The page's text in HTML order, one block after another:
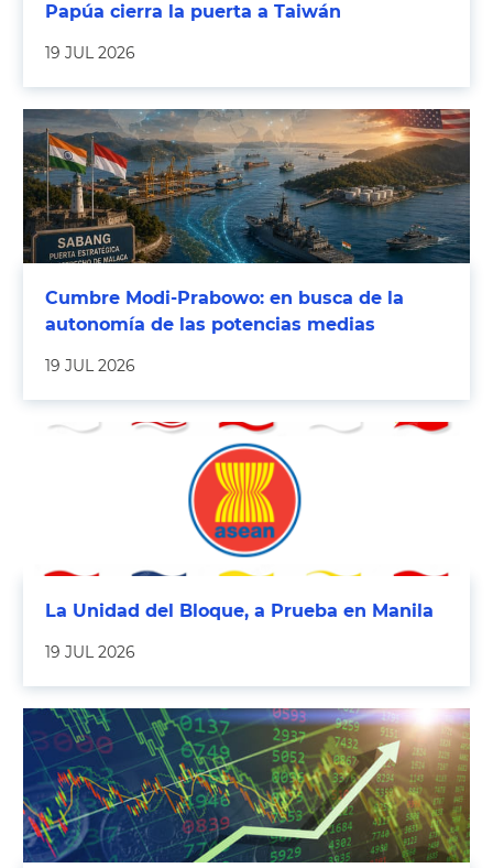
Papúa cierra la puerta a Taiwán
19 JUL 2026
Cumbre Modi-Prabowo: en busca de la
autonomía de las potencias medias
19 JUL 2026
La Unidad del Bloque, a Prueba en Manila
19 JUL 2026